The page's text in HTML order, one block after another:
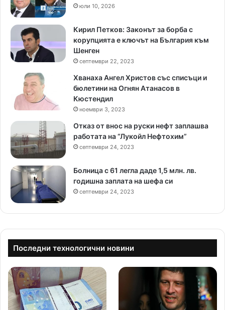
юли 10, 2026
Кирил Петков: Законът за борба с
корупцията е ключът на България към
Шенген
септември 22, 2023
Хванаха Ангел Христов със списъци и
бюлетини на Огнян Атанасов в
Кюстендил
ноември 3, 2023
Отказ от внос на руски нефт заплашва
работата на “Лукойл Нефтохим”
септември 24, 2023
Болница с 61 легла даде 1,5 млн. лв.
годишна заплата на шефа си
септември 24, 2023
Последни технологични новини